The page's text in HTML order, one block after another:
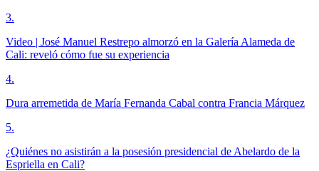
3.
Video | José Manuel Restrepo almorzó en la Galería Alameda de
Cali: reveló cómo fue su experiencia
4.
Dura arremetida de María Fernanda Cabal contra Francia Márquez
5.
¿Quiénes no asistirán a la posesión presidencial de Abelardo de la
Espriella en Cali?